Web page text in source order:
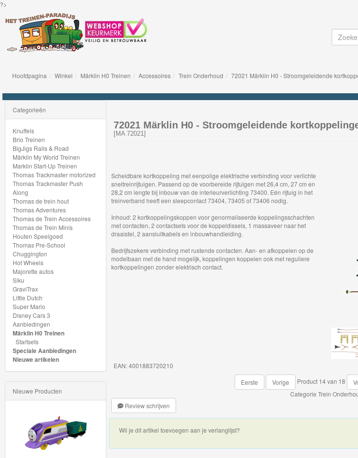
?>
Brio
Treinen
BigJigs
Rails
&
Road
Märklin
My
World
Treinen
Marklin
Start-
Up
Treinen
Thomas
Trackmaster
motorized
Thomas
Trackmaster
Along
Hoofdpagina
Winkel Märklin H0 Treinen Accessoires Trein Onderhoud 72021 Märklin H0 - Stroomgeleidende
72021 Märklin H0 - Stroomgeleidende
[MA 72021]
Scheidbare kortkoppeling met eenpolige elektrische verbinding voor verlichte
sneltreinrijtuigen. Passend op de voorbereide rijtuigen met 26,4 cm, 27 cm en
28,2 cm lengte bij inbouw van de interieurverlichting 73400. Eén rijtuig in het
treinverband heeft een sleepcontact 73404, 73405 of 73406 nodig.
Inhoud: 2 kortkoppelingskoppen voor genormaliseerde koppelingsschachten
met contacten, 2 contactsets voor de koppeldissels, 1 massaveer naar het
draaistel, 2 aansluitkabels en inbouwhandleiding.
Bedrijfszekere verbinding met rustende contacten. Aan- en afkoppelen op de
modelbaan met de hand mogelijk, koppelingen koppelen ook met reguliere
kortkoppelingen zonder elektrisch contact.
EAN: 4001883720210
Eerste
Vorige Product 14 van 18
Categorie Trein
Review schrijven
Wil je dit artikel toevoegen aan je verlanglijst?
Categorieën
Knuffels
Brio Treinen
BigJigs Rails & Road
Märklin My World Treinen
Marklin Start-Up Treinen
Thomas Trackmaster motorized
Thomas Trackmaster Push
Along
Thomas de trein hout
Thomas Adventures
Thomas de Trein Accessoires
Thomas de Trein Minis
Houten Speelgoed
Thomas Pre-School
Chuggington
Hot Wheels
Majorette autos
Siku
GraviTrax
Little Dutch
Super Mario
Disney Cars 3
Aanbiedingen
Märklin H0 Treinen
Startsets
Speciale Aanbiedingen
Nieuwe artikelen
Nieuwe Producten